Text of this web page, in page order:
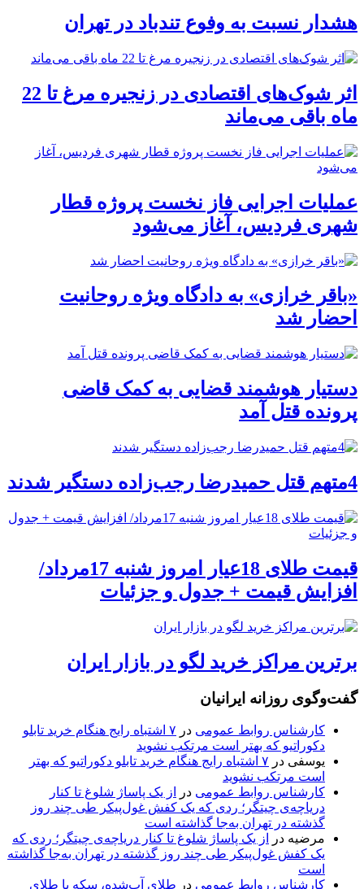
هشدار نسبت به وفوع تندباد در تهران
اثر شوک‌های اقتصادی در زنجیره مرغ تا 22
ماه باقی می‌ماند
عملیات اجرایی فاز نخست پروژه قطار
شهری فردیس، آغاز می‌شود
«باقر خرازی» به دادگاه ویژه روحانیت
احضار شد
دستیار هوشمند قضایی به کمک قاضی
پرونده قتل آمد
4متهم قتل حمیدرضا رجب‌زاده دستگیر شدند
قیمت طلای 18عیار امروز شنبه 17مرداد/
افزایش قیمت + جدول و جزئیات
برترین مراکز خرید لگو در بازار ایران
گفت‌وگوی روزانه ایرانیان
کارشناس روابط عمومی در
۷ اشتباه رایج هنگام خرید تابلو
دکوراتیو که بهتر است مرتکب نشوید
یوسفی در
۷ اشتباه رایج هنگام خرید تابلو دکوراتیو که بهتر
است مرتکب نشوید
کارشناس روابط عمومی در
از یک پاساژ شلوغ تا کنار
دریاچه‌ی چیتگر؛ ردی که یک کفش غول‌پیکر طی چند روز
گذشته در تهران به‌جا گذاشته است
مرضیه در
از یک پاساژ شلوغ تا کنار دریاچه‌ی چیتگر؛ ردی که
یک کفش غول‌پیکر طی چند روز گذشته در تهران به‌جا گذاشته
است
کارشناس روابط عمومی در طلای آب‌شده، سکه یا طلای